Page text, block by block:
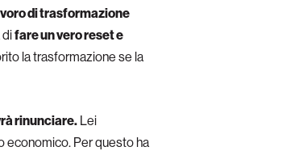
di trasformazione
difare un vero reset e
la trasformazione se la
rinunciare. Lei
economico. Per questo ha